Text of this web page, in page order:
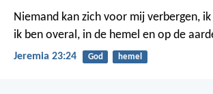
Niemand kan zich voor mij verbergen,
ik ben overal, in de hemel en op de
Jeremia 23:24 God hemel